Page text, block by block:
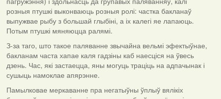
розныя птушкі выконваюць розныя ролі: частка бакланаў
выпужвае рыбу з большай глыбіні, а іх калегі яе лапаюць.
Потым птушкі мяняюцца ралямі.
З-за таго, што такое паляванне звычайна вельмі эфектыўнае,
бакланам часта хапае каля гадзіны каб наесціся на ўвесь
дзень. Час, які застаецца, яны могуць траціць на адпачынак і
сушыць намоклае апярэнне.
Памылковае меркаванне пра негатыўны ўплыў вялікіх